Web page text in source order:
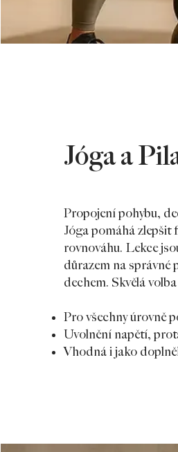
Jóga a
Propojení pohybu,
Jóga pomáhá zlepšit
rovnováhu. Lekce
důrazem na správné
dechem. Skvělá
Pro všechny úrovně
Uvolnění napětí,
Vhodná i jako